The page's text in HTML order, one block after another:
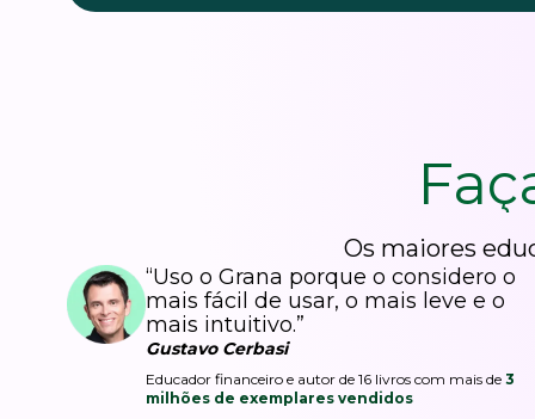
Os maiores
“Uso o Grana porque o considero o
mais fácil de usar, o mais leve e o
mais intuitivo.”
Gustavo Cerbasi
Educador financeiro e autor de 16 livros com mais de 3
milhões de exemplares vendidos